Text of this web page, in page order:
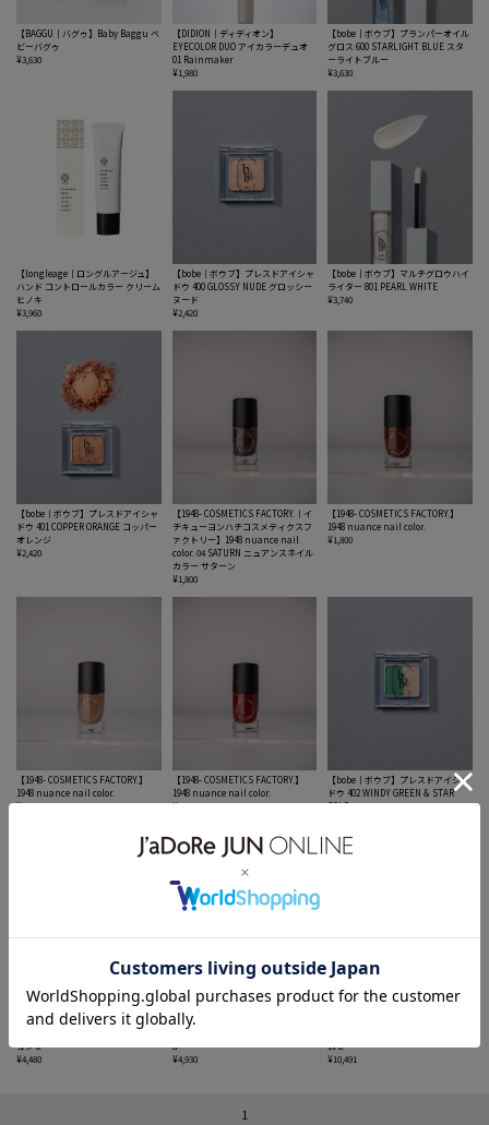
【BAGGU｜バグゥ】Baby Baggu ベ
ビーバグゥ
¥3,630
【DIDION｜ディディオン】
EYECOLOR DUO アイカラーデュオ
01 Rainmaker
¥1,980
【bobe｜ボウブ】プランパーオイル
グロス 600 STARLIGHT BLUE スタ
ーライトブルー
¥3,630
【longleage｜ロングルアージュ】
ハンド コントロールカラー クリーム
ヒノキ
¥3,960
【bobe｜ボウブ】プレスドアイシャ
ドウ 400 GLOSSY NUDE グロッシー
ヌード
¥2,420
【bobe｜ボウブ】マルチグロウハイ
ライター 801 PEARL WHITE
¥3,740
【bobe｜ボウブ】プレスドアイシャ
ドウ 401 COPPER ORANGE コッパー
オレンジ
¥2,420
【1948- COSMETICS FACTORY.｜イ
チキューヨンハチコスメティクスフ
ァクトリー】1948 nuance nail
color. 04 SATURN ニュアンスネイル
カラー サターン
¥1,800
【1948- COSMETICS FACTORY.】
1948 nuance nail color.
¥1,800
【1948- COSMETICS FACTORY.】
1948 nuance nail color.
¥1,800
【1948- COSMETICS FACTORY.】
1948 nuance nail color.
¥1,800
【bobe｜ボウブ】プレスドアイシャ
ドウ 402 WINDY GREEN & STAR
GOLD
【SINN PURETE｜シンピュルテ】
ョン a
¥4,480
【SINN PURETE / シンピュルテ】ハ
a
¥4,930
ム a
¥10,491
1